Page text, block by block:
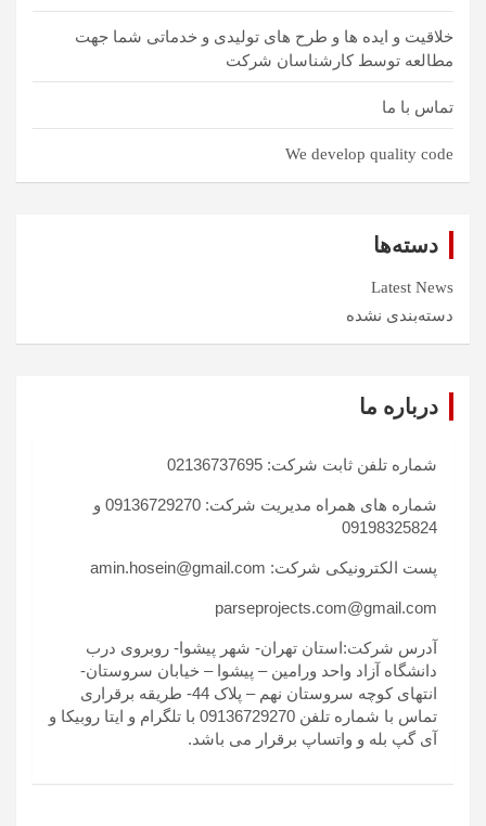
خلاقیت و ایده ها و طرح های تولیدی و خدماتی شما جهت
مطالعه توسط کارشناسان شرکت
تماس با ما
We develop quality code
دسته‌ها
Latest News
دسته‌بندی نشده
درباره ما
شماره تلفن ثابت شرکت: 02136737695
شماره های همراه مدیریت شرکت: 09136729270 و
09198325824
پست الکترونیکی شرکت: amin.hosein@gmail.com
parseprojects.com@gmail.com
آدرس شرکت:استان تهران- شهر پیشوا- روبروی درب
دانشگاه آزاد واحد ورامین – پیشوا – خیابان سروستان-
انتهای کوچه سروستان نهم – پلاک 44- طریقه برقراری
تماس با شماره تلفن 09136729270 با تلگرام و ایتا روبیکا و
آی گپ بله و واتساپ برقرار می باشد.